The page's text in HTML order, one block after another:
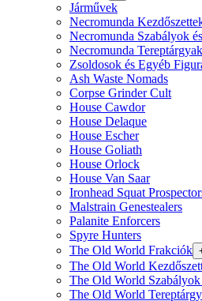
Járművek
Necromunda
Necromunda Szabályok
Necromunda Tereptárgyak
Zsoldosok és Egyéb
Ash Waste Nomads
Corpse Grinder Cult
House Cawdor
House Delaque
House Escher
House Goliath
House Orlock
House Van Saar
Ironhead Squat
Malstrain Genestealers
Palanite Enforcers
Spyre Hunters
The Old World Frakciók
The Old World
The Old World
The Old World